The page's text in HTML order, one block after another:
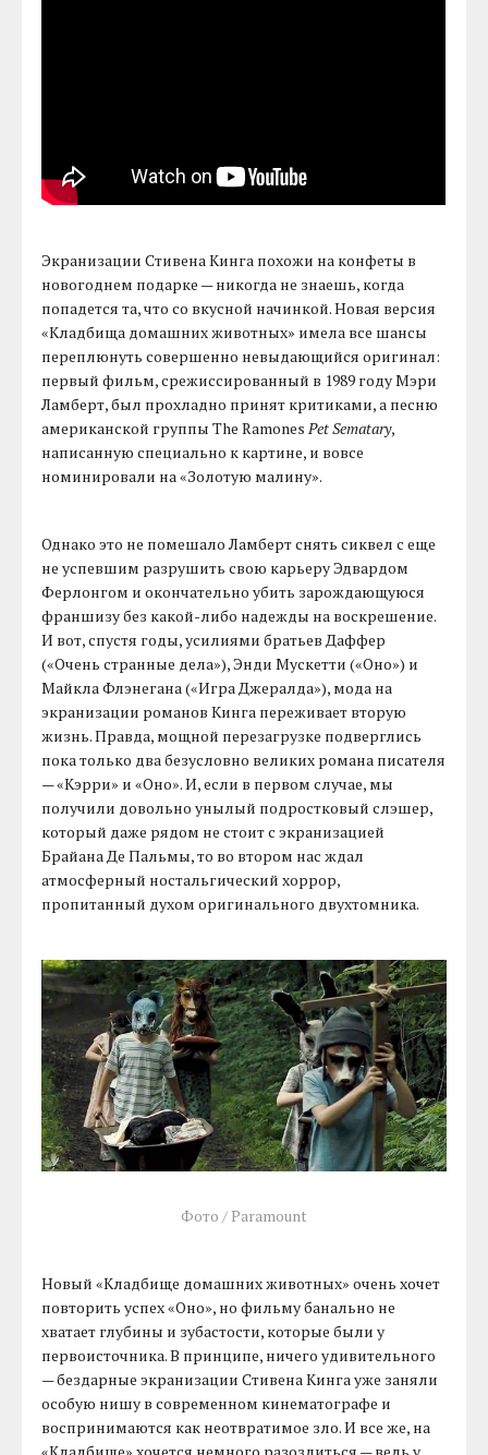
Экранизации Стивена Кинга похожи на конфеты в
новогоднем подарке — никогда не знаешь, когда
попадется та, что со вкусной начинкой. Новая версия
«Кладбища домашних животных» имела все шансы
переплюнуть совершенно невыдающийся оригинал:
первый фильм, срежиссированный в 1989 году Мэри
Ламберт, был прохладно принят критиками, а песню
американской группы The RamonesPet Sematary,
написанную специально к картине, и вовсе
номинировали на «Золотую малину».
Однако это не помешало Ламберт снять сиквел с еще
не успевшим разрушить свою карьеру Эдвардом
Ферлонгом и окончательно убить зарождающуюся
франшизу без какой-либо надежды на воскрешение.
И вот, спустя годы, усилиями братьев Даффер
(«Очень странные дела»), Энди Мускетти («Оно») и
Майкла Флэнегана («Игра Джералда»), мода на
экранизации романов Кинга переживает вторую
жизнь. Правда, мощной перезагрузке подверглись
пока только два безусловно великих романа писателя
— «Кэрри» и «Оно». И, если в первом случае, мы
получили довольно унылый подростковый слэшер,
который даже рядом не стоит с экранизацией
Брайана Де Пальмы, то во втором нас ждал
атмосферный ностальгический хоррор,
пропитанный духом оригинального двухтомника.
Фото / Paramount
Новый «Кладбище домашних животных» очень хочет
повторить успех «Оно», но фильму банально не
хватает глубины и зубастости, которые были у
первоисточника. В принципе, ничего удивительного
— бездарные экранизации Стивена Кинга уже заняли
особую нишу в современном кинематографе и
воспринимаются как неотвратимое зло. И все же, на